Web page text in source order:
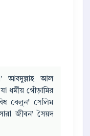
আবদুল্লাহ আল
ধর্মীয় গোঁড়ামির
বেলুন' সেলিম
জীবন' সৈয়দ